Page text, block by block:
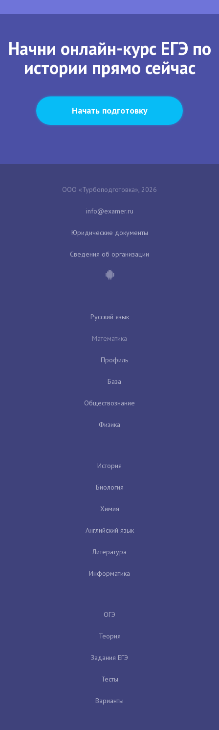
Начни онлайн-курс ЕГЭ по
истории прямо сейчас
Начать подготовку
ООО «Турбоподготовка», 2026
Юридические документы
Сведения об организации
Русский язык
Математика
Профиль
База
Обществознание
Физика
История
Биология
Химия
Английский язык
Литература
Информатика
ОГЭ
Теория
Задания ЕГЭ
Тесты
Варианты